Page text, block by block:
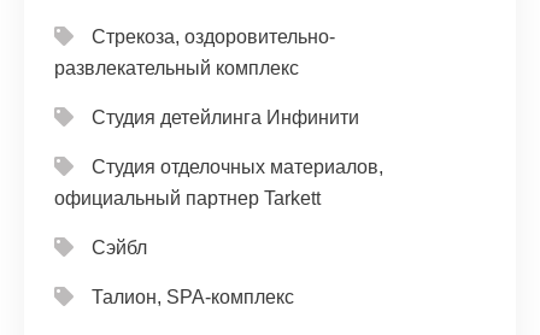
Стрекоза, оздоровительно-
развлекательный комплекс
Студия детейлинга Инфинити
Студия отделочных материалов,
официальный партнер Tarkett
Сэйбл
Талион, SPA-комплекс